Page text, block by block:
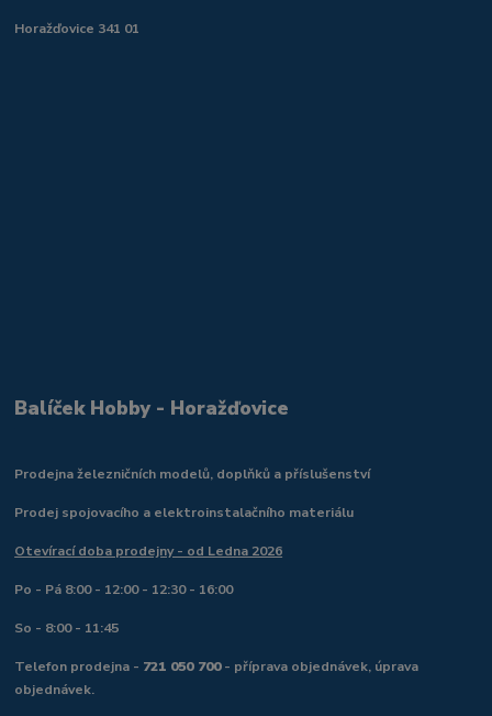
Horažďovice 341 01
Balíček Hobby - Horažďovice
Prodejna železničních modelů, doplňků a příslušenství
Prodej spojovacího a elektroinstalačního materiálu
Otevírací doba prodejny - od Ledna 2026
Po - Pá 8:00 - 12:00 - 12:30 - 16:00
So - 8:00 - 11:45
Telefon prodejna - 721 050 700- příprava objednávek, úprava
objednávek.